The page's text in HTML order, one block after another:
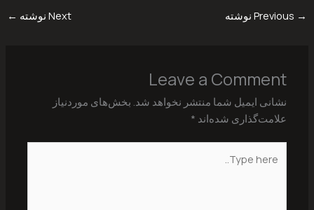
→ Next نوشته ←
Leave a Comment
نشانی ایمیل شما منتشر نخواهد شد. بخش‌های موردنیاز
علامت‌گذاری شده‌اند *
here..